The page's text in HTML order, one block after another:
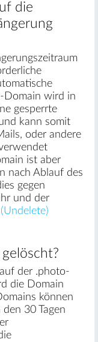
die
Domain wird in
gesperrte
kann somit
oder andere
ist aber
nach Ablauf des
gegen
und der
der .photo-
die Domain
können
30 Tagen